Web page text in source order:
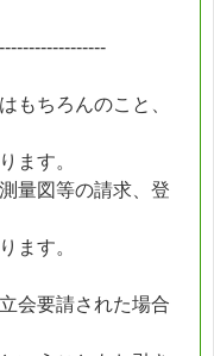
もちろんのこと、
ます。
量図等の請求、登
ます。
会要請された場合